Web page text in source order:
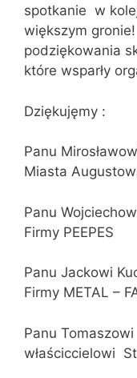
spotkanie w
większym
podziękowania
które wsparły
Dziękujęmy :
Panu
Miasta
Panu
Firmy PEEPES
Panu Jackowi
Firmy METAL –
Panu
właściccielowi